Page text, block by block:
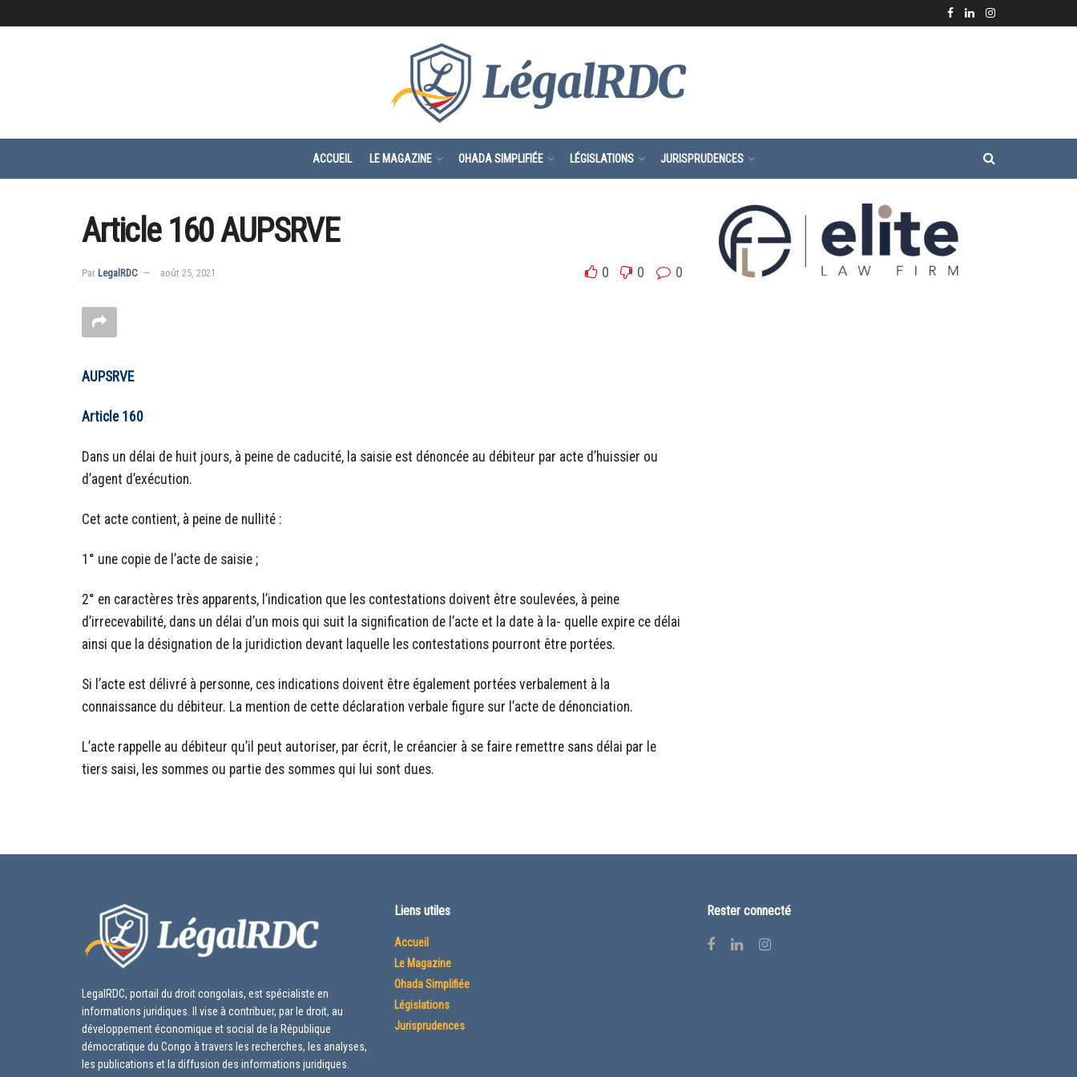
ACCUEIL LE MAGAZINE OHADA SIMPLIFIÉE LÉGISLATIONS JURISPRUDENCES
Article 160 AUPSRVE
Par LegalRDC août 25, 2021 0 0 0
AUPSRVE
Article 160
Dans un délai de huit jours, à peine de caducité, la saisie est dénoncée au débiteur par acte d’huissier ou
d’agent d’exécution.
Cet acte contient, à peine de nullité :
1° une copie de l’acte de saisie ;
2° en caractères très apparents, l’indication que les contestations doivent être soulevées, à peine
d’irrecevabilité, dans un délai d’un mois qui suit la signification de l’acte et la date à la- quelle expire ce délai
ainsi que la désignation de la juridiction devant laquelle les contestations pourront être portées.
Si l’acte est délivré à personne, ces indications doivent être également portées verbalement à la
connaissance du débiteur. La mention de cette déclaration verbale figure sur l’acte de dénonciation.
L’acte rappelle au débiteur qu’il peut autoriser, par écrit, le créancier à se faire remettre sans délai par le
tiers saisi, les sommes ou partie des sommes qui lui sont dues.
LegalRDC, portail du droit congolais, est spécialiste en
informations juridiques. Il vise à contribuer, par le droit, au
développement économique et social de la République
démocratique du Congo à travers les recherches, les analyses,
les publications et la diffusion des informations juridiques.
Liens utiles
Accueil
Le Magazine
Ohada Simplifiée
Législations
Jurisprudences
Rester connecté